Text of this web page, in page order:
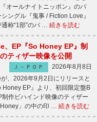
オールナイトニッポン』のパ
ングル『鬼事 / Fiction Love』
称“1部”のパ … 続きを読む
、EP『So Honey EP』制
ティザー映像を公開
Ｊ－ＰＯＰ
2026年8月8日
、2026年9月2日にリリースと
Honey EP』より、初回限定盤B
制作ビハインド映像のティザー
」の中の印 … 続きを読む